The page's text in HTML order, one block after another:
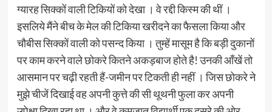
ग्यारह सिक्कों वाली टिकियों को देखा । वे रद्दी किस्म की थीं ।
इसलिये मैंने बीच के मेल की टिकिया खरीदने का फैसला किया और
चौबीस सिक्कों वाली को पसन्द किया । तुम्हें मासूम है कि बड़ी दुकानों
पर काम करने वाले छोकरे कितने अकड़बाज होते है! उनकी आँखें तो
आसमान पर चढ़ी रहती हैं-जमीन पर टिकती ही नहीं । जिस छोकरे ने
मुझे चीजें दिखाई वह अपनी कुत्ते की सी थूथनी फुला कर अपनी